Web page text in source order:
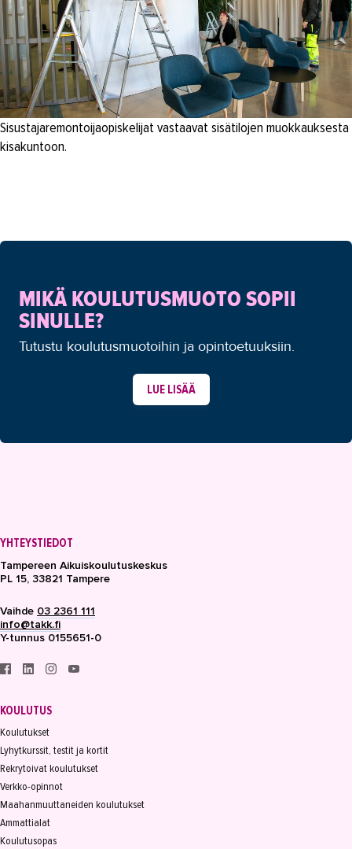
Sisustajaremontoijaopiskelijat vastaavat sisätilojen muokkauksesta
kisakuntoon.
MIKÄ KOULUTUSMUOTO SOPII
SINULLE?
Tutustu koulutusmuotoihin ja opintoetuuksiin.
LUE LISÄÄ
YHTEYSTIEDOT
Tampereen Aikuiskoulutuskeskus
PL 15, 33821 Tampere
Vaihde 03 2361 111
info@takk.fi
Y-tunnus 0155651-0
KOULUTUS
Koulutukset
Lyhytkurssit, testit ja kortit
Rekrytoivat koulutukset
Verkko-opinnot
Maahanmuuttaneiden koulutukset
Ammattialat
Koulutusopas